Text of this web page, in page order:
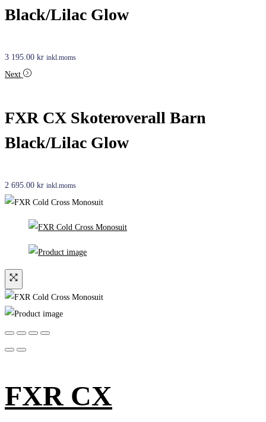
Black/Lilac Glow
3 195.00 kr inkl.moms
Next
FXR CX Skoteroverall Barn
Black/Lilac Glow
2 695.00 kr inkl.moms
FXR CX